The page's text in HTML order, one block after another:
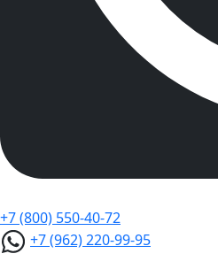
+7 (800) 550-40-72
+7 (962) 220-99-95